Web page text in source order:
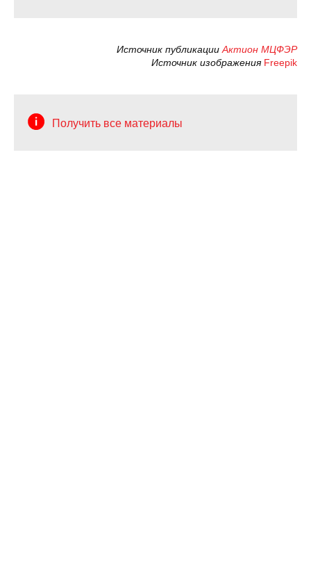
Источник публикации Актион МЦФЭР
Источник изображения Freepik
Получить все материалы